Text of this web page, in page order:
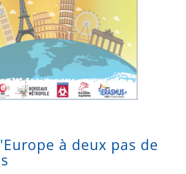
à deux pas de